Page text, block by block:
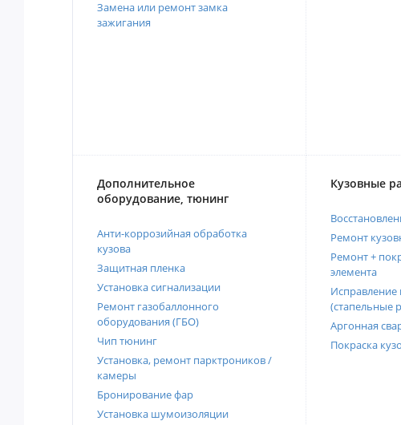
Замена или ремонт замка
зажигания
Дополнительное
оборудование, тюнинг
Анти-коррозийная обработка
кузова
Защитная пленка
Установка сигнализации
Ремонт газобаллонного
оборудования (ГБО)
Чип тюнинг
Установка, ремонт парктроников /
камеры
Бронирование фар
Установка шумоизоляции
Кузовные
Ремонт
Ремонт +
элемента
Исправление
(стапельные
Аргонная
Покраска